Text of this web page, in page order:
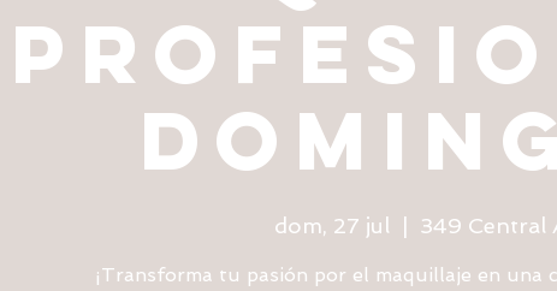
dom, 27 jul 349 Central
¡Transforma tu pasión por el maquillaje en una